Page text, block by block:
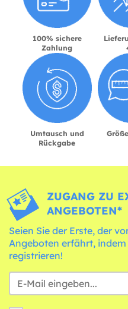
100% sichere
Zahlung
Umtausch und
Rückgabe
ZUGANG ZU
ANGEBOTEN*
Seien Sie der Erste, der
Angeboten erfährt,
registrieren!